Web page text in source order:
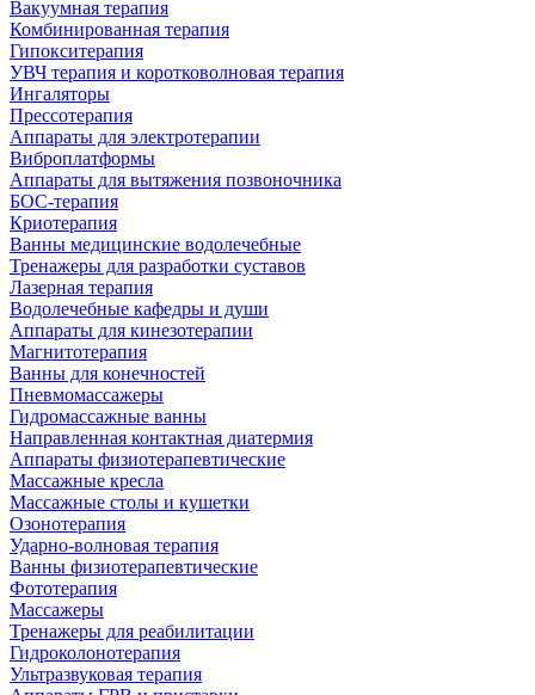
Вакуумная терапия
Комбинированная терапия
Гипокситерапия
УВЧ терапия и коротковолновая терапия
Ингаляторы
Прессотерапия
Аппараты для электротерапии
Виброплатформы
Аппараты для вытяжения позвоночника
БОС-терапия
Криотерапия
Ванны медицинские водолечебные
Тренажеры для разработки суставов
Лазерная терапия
Водолечебные кафедры и души
Аппараты для кинезотерапии
Магнитотерапия
Ванны для конечностей
Пневмомассажеры
Гидромассажные ванны
Направленная контактная диатермия
Аппараты физиотерапевтические
Массажные кресла
Массажные столы и кушетки
Озонотерапия
Ударно-волновая терапия
Ванны физиотерапевтические
Фототерапия
Массажеры
Тренажеры для реабилитации
Гидроколонотерапия
Ультразвуковая терапия